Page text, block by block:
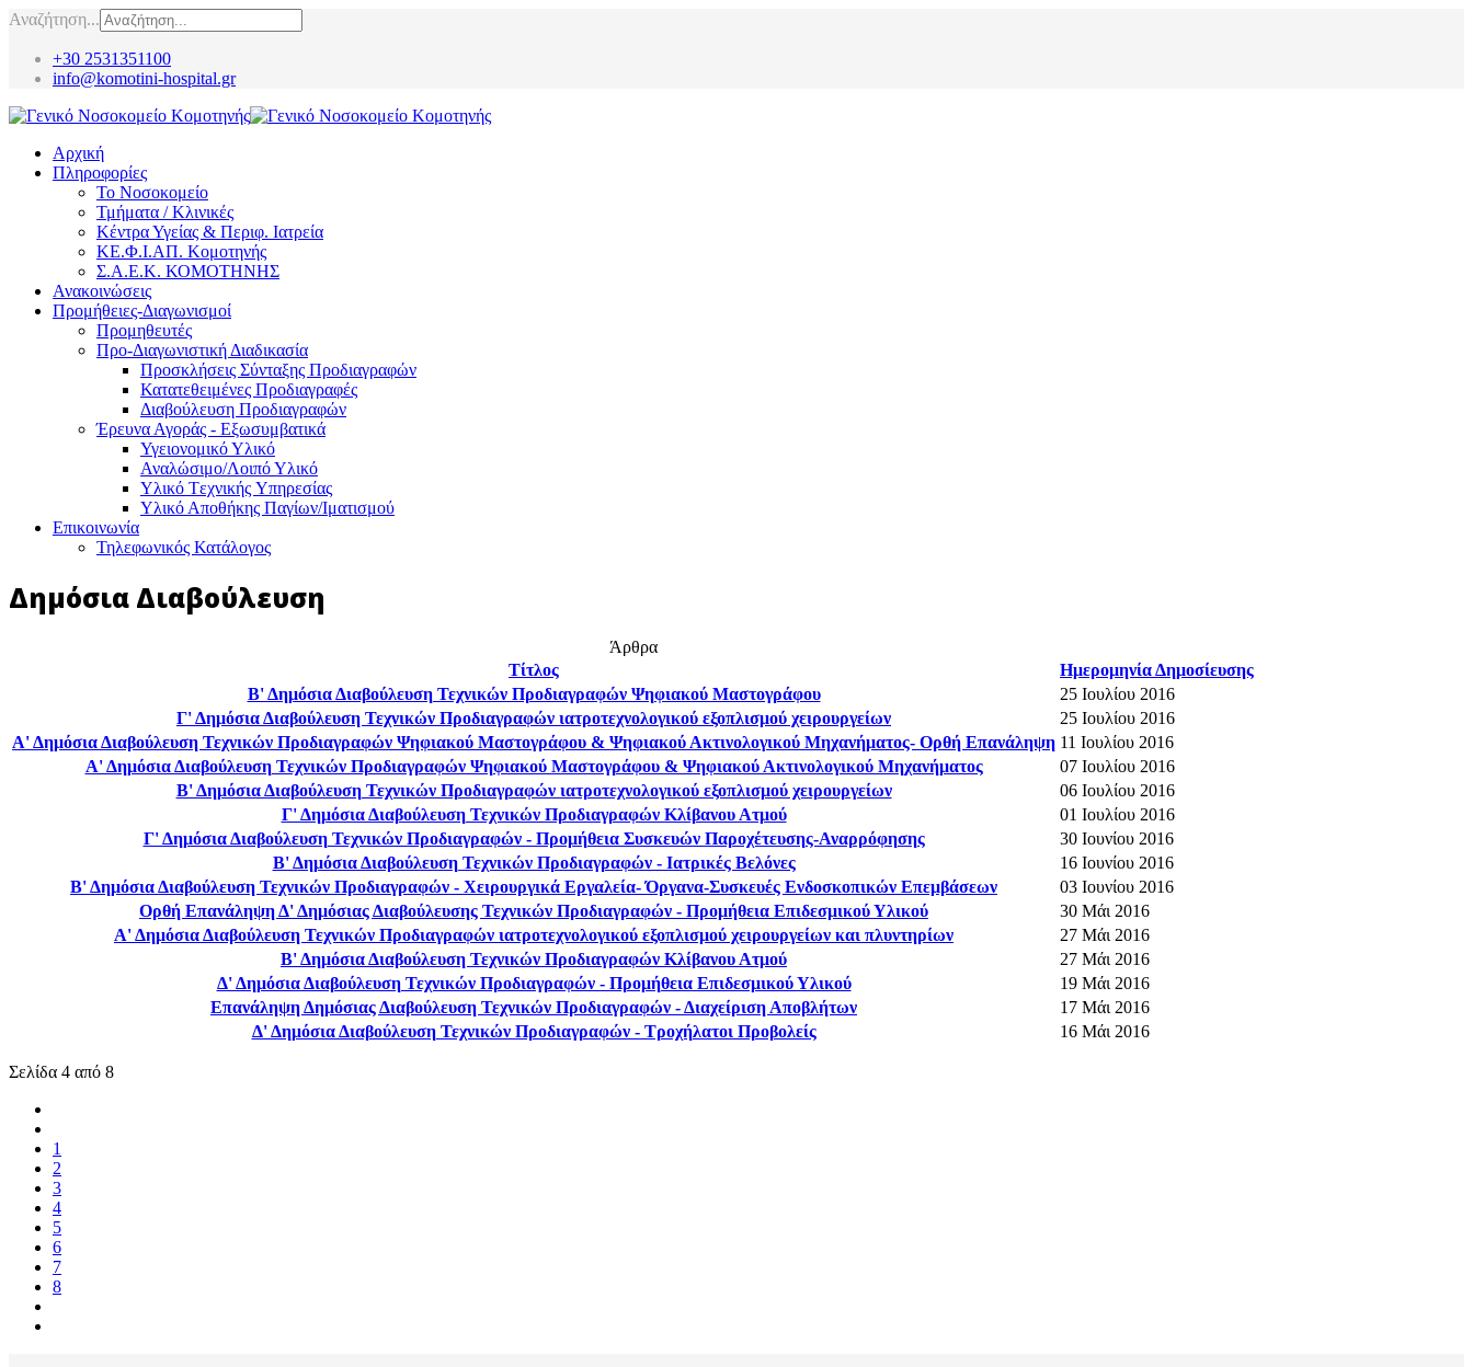
Αναζήτηση...
+30 2531351100
info@komotini-hospital.gr
Αρχική
Πληροφορίες
Το Νοσοκομείο
Τμήματα / Κλινικές
Κέντρα Υγείας & Περιφ. Ιατρεία
ΚΕ.Φ.Ι.ΑΠ. Κομοτηνής
Σ.Α.Ε.Κ. ΚΟΜΟΤΗΝΗΣ
Ανακοινώσεις
Προμήθειες-Διαγωνισμοί
Προμηθευτές
Προ-Διαγωνιστική Διαδικασία
Προσκλήσεις Σύνταξης Προδιαγραφών
Κατατεθειμένες Προδιαγραφές
Διαβούλευση Προδιαγραφών
Έρευνα Αγοράς - Εξωσυμβατικά
Υγειονομικό Υλικό
Αναλώσιμο/Λοιπό Υλικό
Υλικό Tεχνικής Yπηρεσίας
Υλικό Αποθήκης Παγίων/Ιματισμού
Επικοινωνία
Τηλεφωνικός Κατάλογος
Δημόσια Διαβούλευση
Άρθρα
Τίτλος
Ημερομηνία Δημοσίευσης
Β' Δημόσια Διαβούλευση Τεχνικών Προδιαγραφών Ψηφιακού Μαστογράφου
25 Ιουλίου 2016
Γ' Δημόσια Διαβούλευση Τεχνικών Προδιαγραφών ιατροτεχνολογικού εξοπλισμού χειρουργείων
25 Ιουλίου 2016
Α' Δημόσια Διαβούλευση Τεχνικών Προδιαγραφών Ψηφιακού Μαστογράφου & Ψηφιακού Ακτινολογικού Μηχανήματος- Ορθή Επανάληψη 11 Ιουλίου 2016
Α' Δημόσια Διαβούλευση Τεχνικών Προδιαγραφών Ψηφιακού Μαστογράφου & Ψηφιακού Ακτινολογικού Μηχανήματος
07 Ιουλίου 2016
Β' Δημόσια Διαβούλευση Τεχνικών Προδιαγραφών ιατροτεχνολογικού εξοπλισμού χειρουργείων
06 Ιουλίου 2016
Γ' Δημόσια Διαβούλευση Τεχνικών Προδιαγραφών Κλίβανου Ατμού
01 Ιουλίου 2016
Γ' Δημόσια Διαβούλευση Τεχνικών Προδιαγραφών - Προμήθεια Συσκευών Παροχέτευσης-Αναρρόφησης
30 Ιουνίου 2016
Β' Δημόσια Διαβούλευση Τεχνικών Προδιαγραφών - Ιατρικές Βελόνες
16 Ιουνίου 2016
Β' Δημόσια Διαβούλευση Τεχνικών Προδιαγραφών - Χειρουργικά Εργαλεία- Όργανα-Συσκευές Ενδοσκοπικών Επεμβάσεων
03 Ιουνίου 2016
Ορθή Επανάληψη Δ' Δημόσιας Διαβούλευσης Τεχνικών Προδιαγραφών - Προμήθεια Επιδεσμικού Υλικού
30 Μάι 2016
Α' Δημόσια Διαβούλευση Τεχνικών Προδιαγραφών ιατροτεχνολογικού εξοπλισμού χειρουργείων και πλυντηρίων
27 Μάι 2016
Β' Δημόσια Διαβούλευση Τεχνικών Προδιαγραφών Κλίβανου Ατμού
27 Μάι 2016
Δ' Δημόσια Διαβούλευση Τεχνικών Προδιαγραφών - Προμήθεια Επιδεσμικού Υλικού
19 Μάι 2016
Επανάληψη Δημόσιας Διαβούλευση Τεχνικών Προδιαγραφών - Διαχείριση Αποβλήτων
17 Μάι 2016
Δ' Δημόσια Διαβούλευση Τεχνικών Προδιαγραφών - Τροχήλατοι Προβολείς
16 Μάι 2016
Σελίδα 4 από 8
1
2
3
4
5
6
7
8